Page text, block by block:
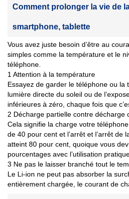
Comment prolonger la vie de
smartphone, tablette
Vous avez juste besoin d’être au
simples comme la température et le
téléphone.
1 Attention à la température
Essayez de garder le téléphone ou la
lumière directe du soleil ou de
inférieures à zéro, chaque fois que
2 Décharge partielle contre décharge
Cela signifie la charge votre
de 40 pour cent et l’arrêt et l’arrêt de
atteint 80 pour cent, quoique vous
pourcentages avec l’utilisation
3 Ne pas le laisser branché tout le
Le Li-ion ne peut pas absorber la
entièrement chargée, le courant de